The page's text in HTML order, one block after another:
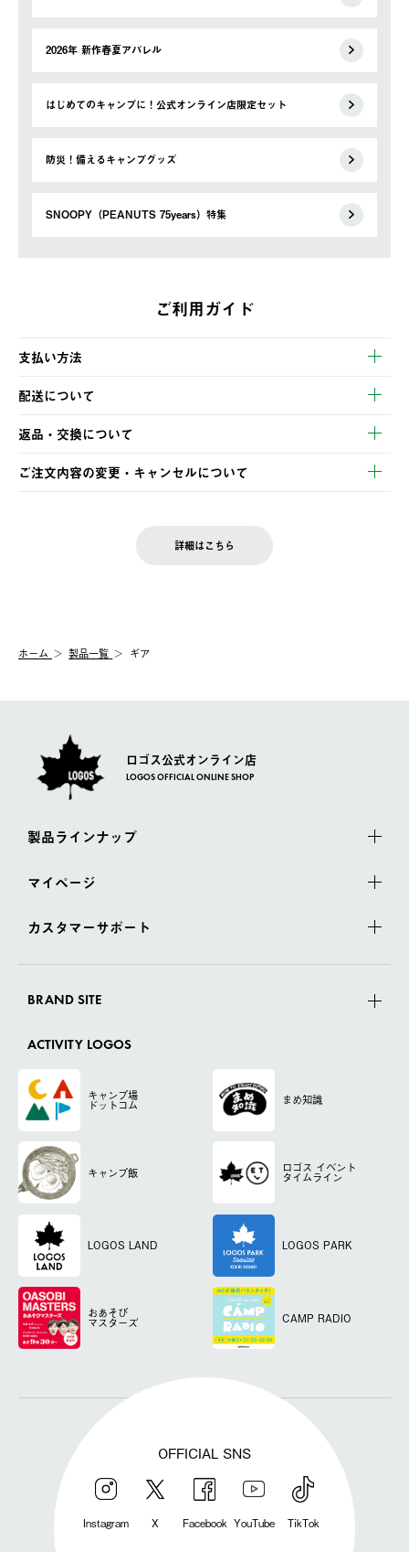
2026年 新作春夏アパレル
はじめてのキャンプに！公式オンライン店限定セット
防災！備えるキャンプグッズ
SNOOPY（PEANUTS 75years）特集
ご利用ガイド
支払い方法
以下のいずれかの方法でお支払いいただけます。
・クレジットカード決済
・コンビニ決済
・Pay-easy決済
配送について
【発送スケジュール】
ご注文・ご入金完了より2営業日以内に商品を発送いたします。
土日祝の発送はございませんので、木曜日以降のご注文は週明け
の発送となる場合がございます。
【配送業者】
佐川急便にて配送されます。
返品・交換について
※お客様都合の場合
お客様都合の返品にかかる送料は、お客様ご負担とさせていただ
一度お手元の商品を返品いただき、ご希望商品を再注文してくだ
ご注文内容の変更・キャンセルについて
LOGOS FAMILY会員の方は、会員マイページ内 購入履歴画面に
詳細はこちら
ホーム 製品一覧 ギア
ロゴス公式オンライン店
LOGOS OFFICIAL ONLINE SHOP
製品ラインナップ
マイページ
カスタマーサポート
BRAND SITE
ACTIVITY LOGOS
キャンプ場
ドットコム まめ知識
キャンプ飯 ロゴス イベント
タイムライン
LOGOS LAND LOGOS PARK
おあそび
マスターズ CAMP RADIO
OFFICIAL SNS
Instagram X Facebook YouTube TikTok